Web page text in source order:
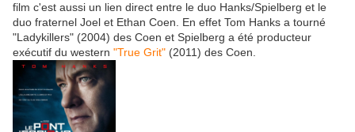
film c'est aussi un lien direct entre le duo Hanks/Spielberg et le
duo fraternel Joel et Ethan Coen. En effet Tom Hanks a tourné
"Ladykillers" (2004) des Coen et Spielberg a été producteur
exécutif du western "True Grit" (2011) des Coen.